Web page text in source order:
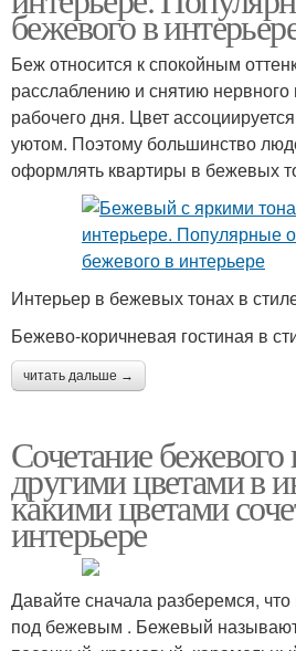
бежевого в
Беж относится к спокойным
расслаблению и снятию
рабочего дня. Цвет
уютом. Поэтому большинство
оформлять квартиры в бежевых
Интерьер в бежевых тонах в
Бежево-коричневая гостиная в
читать дальше →
Сочетание бежевого
другими цветами в
какими цветами
интерьере
Давайте сначала разберемся,
под бежевым . Бежевый